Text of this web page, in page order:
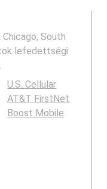
South
lefedettségi
U.S. Cellular
AT&T FirstNet
Boost Mobile